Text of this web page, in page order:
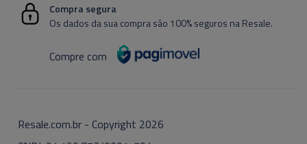
Compra segura
Os dados da sua compra são 100% seguros na Resale.
Compre com
Resale.com.br - Copyright 2026